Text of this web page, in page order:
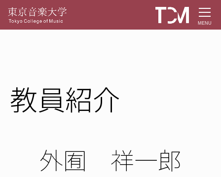
MENU
教員紹介
外囿 祥一郎